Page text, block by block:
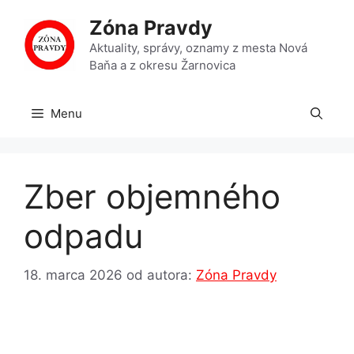
obsah
Zóna Pravdy
Aktuality, správy, oznamy z mesta Nová
Baňa a z okresu Žarnovica
Menu
Zber objemného
odpadu
18. marca 2026 od autora: Zóna Pravdy